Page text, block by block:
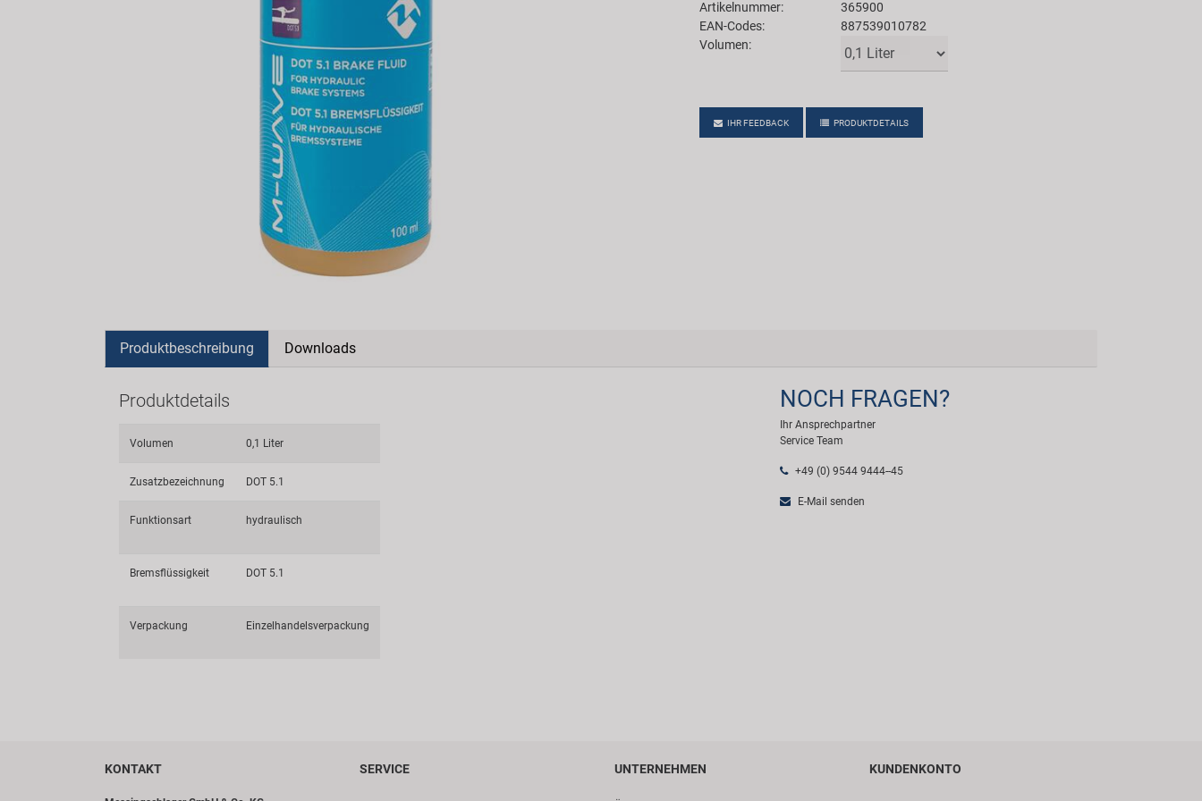
Artikelnummer:
365900
EAN-Codes:
887539010782
Volumen:
IHR FEEDBACK PRODUKTDETAILS
Produktbeschreibung Downloads
Produktdetails
Volumen 0,1 Liter
Zusatzbezeichnung DOT 5.1
Funktionsart hydraulisch
Bremsflüssigkeit DOT 5.1
Verpackung Einzelhandelsverpackung
NOCH FRAGEN?
Ihr Ansprechpartner
Service Team
+49 (0) 9544 9444--45
E-Mail senden
KONTAKT SERVICE UNTERNEHMEN KUNDENKONTO